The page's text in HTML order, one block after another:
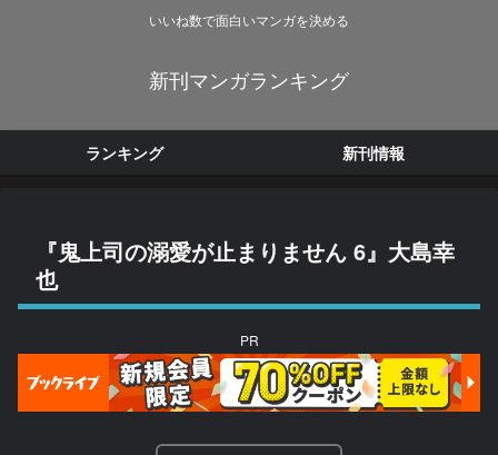
いいね数で面白いマンガを決める
新刊マンガランキング
ランキング 新刊情報
『鬼上司の溺愛が止まりません 6』大島幸
也
PR